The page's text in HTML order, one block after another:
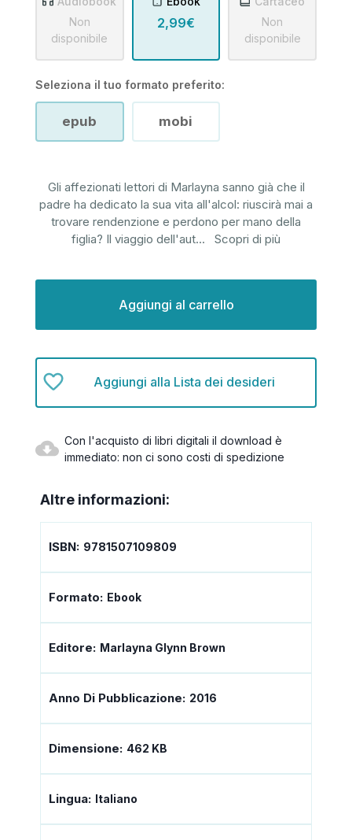
Non
disponibile
2,99€
Non
disponibile
Seleziona il tuo formato preferito:
epub mobi
Gli affezionati lettori di Marlayna sanno già che il
padre ha dedicato la sua vita all'alcol: riuscirà mai a
trovare rendenzione e perdono per mano della
figlia? Il viaggio dell'aut... Scopri di più
Aggiungi alla Lista dei desideri
Con l'acquisto di libri digitali il download è
immediato: non ci sono costi di spedizione
Altre informazioni:
ISBN: 9781507109809
Formato: Ebook
Editore: Marlayna Glynn Brown
Anno Di Pubblicazione: 2016
Dimensione: 462 KB
Lingua: Italiano